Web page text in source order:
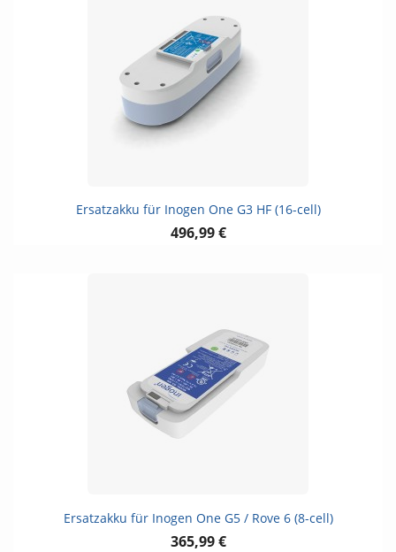
Ersatzakku für Inogen One G3 HF (16-cell)
496,99 €
Ersatzakku für Inogen One G5 / Rove 6 (8-cell)
365,99 €